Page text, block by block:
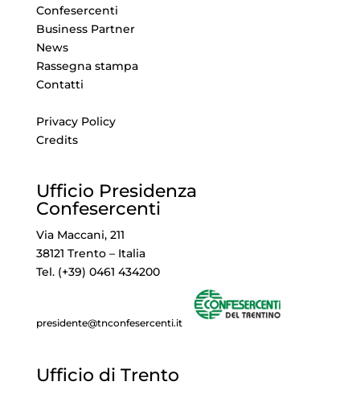
Confesercenti
Business Partner
News
Rassegna stampa
Contatti
Privacy Policy
Credits
Ufficio Presidenza
Confesercenti
Via Maccani, 211
38121 Trento – Italia
Tel. (+39) 0461 434200
presidente@tnconfesercenti.it
Ufficio di Trento